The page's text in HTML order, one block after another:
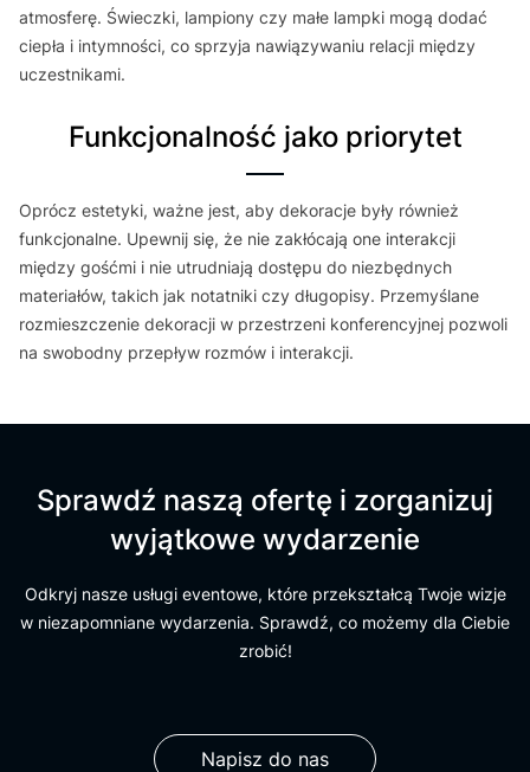
atmosferę. Świeczki, lampiony czy małe lampki mogą dodać
ciepła i intymności, co sprzyja nawiązywaniu relacji między
uczestnikami.
Funkcjonalność jako priorytet
Oprócz estetyki, ważne jest, aby dekoracje były również
funkcjonalne. Upewnij się, że nie zakłócają one interakcji
między gośćmi i nie utrudniają dostępu do niezbędnych
materiałów, takich jak notatniki czy długopisy. Przemyślane
rozmieszczenie dekoracji w przestrzeni konferencyjnej pozwoli
na swobodny przepływ rozmów i interakcji.
Sprawdź naszą ofertę i zorganizuj
wyjątkowe wydarzenie
Odkryj nasze usługi eventowe, które przekształcą Twoje wizje
w niezapomniane wydarzenia. Sprawdź, co możemy dla Ciebie
zrobić!
Napisz do nas